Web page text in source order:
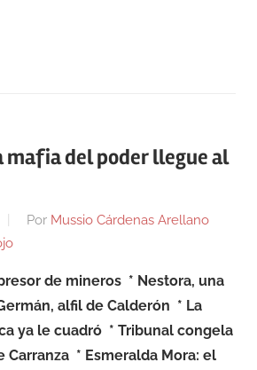
mafia del poder llegue al
Por Mussio Cárdenas Arellano
de mineros * Nestora, una
alfil de Calderón * La
ya le cuadró * Tribunal congela
Carranza * Esmeralda Mora: el